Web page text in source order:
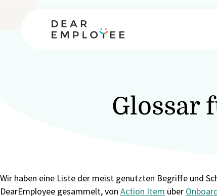
Glossar
Wir haben eine Liste der meist genutzten Begriffe und
DearEmployee gesammelt, von Action Item über